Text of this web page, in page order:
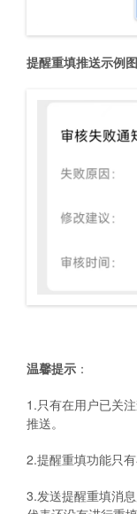
提醒重填推送示例图
温馨提示 ：
1.只有在用户已关
推送。
2.提醒重填功能只
3.发送提醒重填消